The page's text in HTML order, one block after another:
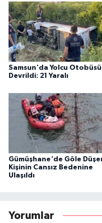
Samsun'da Yolcu Otobüsü
Devrildi: 21 Yaralı
Gümüşhane'de Göle
Kişinin Cansız Bedenine
Ulaşıldı
Yorumlar